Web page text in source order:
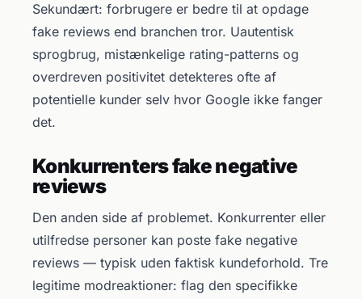
Sekundært: forbrugere er bedre til at opdage
fake reviews end branchen tror. Uautentisk
sprogbrug, mistænkelige rating-patterns og
overdreven positivitet detekteres ofte af
potentielle kunder selv hvor Google ikke fanger
det.
Konkurrenters fake negative
reviews
Den anden side af problemet. Konkurrenter eller
utilfredse personer kan poste fake negative
reviews — typisk uden faktisk kundeforhold. Tre
legitime modreaktioner: flag den specifikke